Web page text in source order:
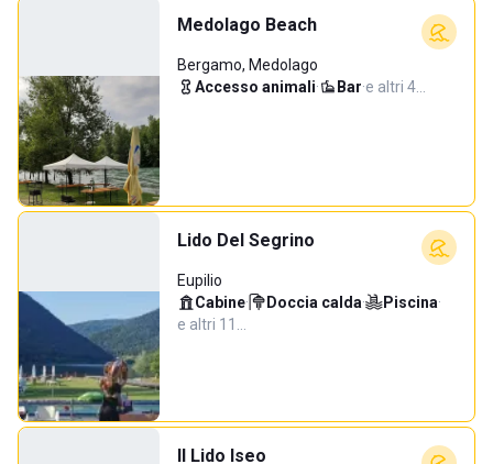
Medolago Beach
Bergamo, Medolago
Accesso animali· Bar·e altri 4…
Lido Del Segrino
Eupilio
Cabine· Doccia calda· Piscina·
e altri 11…
Il Lido Iseo